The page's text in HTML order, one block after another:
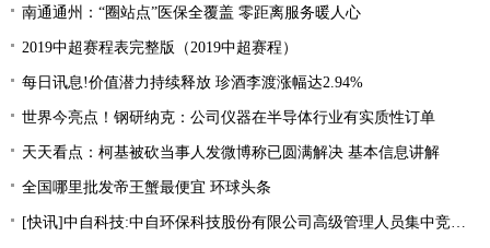
南通通州：“圈站点”医保全覆盖 零距离服务暖人心
2019中超赛程表完整版（2019中超赛程）
每日讯息!价值潜力持续释放 珍酒李渡涨幅达2.94%
世界今亮点！钢研纳克：公司仪器在半导体行业有实质性订单
天天看点：柯基被砍当事人发微博称已圆满解决 基本信息讲解
全国哪里批发帝王蟹最便宜 环球头条
[快讯]中自科技:中自环保科技股份有限公司高级管理人员集中竞价减持股份进展|观焦点